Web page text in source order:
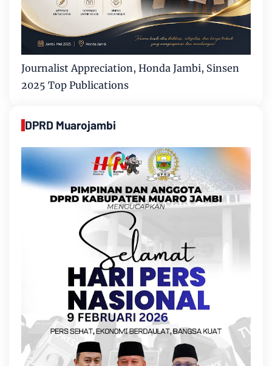
Journalist Appreciation, Honda Jambi, Sinsen
2025 Top Publications
DPRD Muarojambi